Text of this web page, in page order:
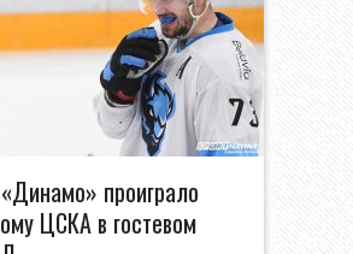
проиграло
ЦСКА в гостевом